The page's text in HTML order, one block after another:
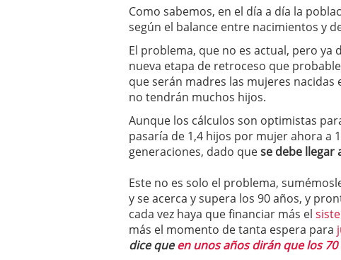
Como sabemos, en el día a día la
según el balance entre nacimientos y
El problema, que no es actual, pero ya
nueva etapa de retroceso que
que serán madres las mujeres nacidas
no tendrán muchos hijos.
Aunque los cálculos son optimistas
pasaría de 1,4 hijos por mujer ahora a
generaciones, dado quese debe llegar
Este no es solo el problema,
y se acerca y supera los 90 años, y
cada vez haya que financiar más el
más el momento de tanta espera para
dice queen unos años dirán que los 70